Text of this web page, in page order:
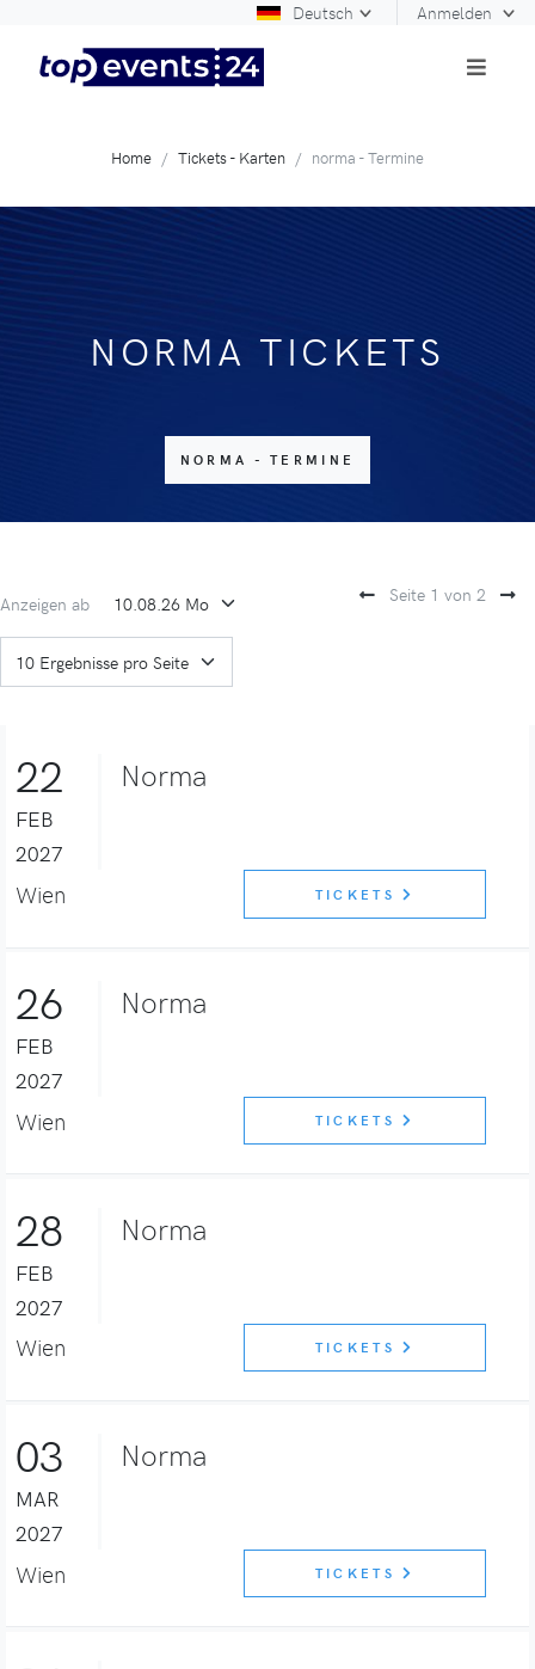
Deutsch Anmelden
Home Tickets - Karten norma - Termine
NORMA TICKETS
NORMA - TERMINE
Anzeigen ab Seite 1 von 2
22
FEB
2027
Norma
Wien TICKETS
26
FEB
2027
Norma
Wien TICKETS
28
FEB
2027
Norma
Wien TICKETS
03
MAR
2027
Norma
Wien TICKETS